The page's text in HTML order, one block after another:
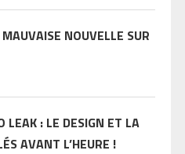
NOUVELLE SUR
LEAK : LE DESIGN ET LA
AVANT L’HEURE !